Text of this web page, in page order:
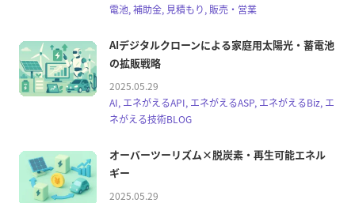
電池, 補助金, 見積もり, 販売・営業
AIデジタルクローンによる家庭用太陽光・蓄電池
の拡販戦略
2025.05.29
AI, エネがえるAPI, エネがえるASP, エネがえるBiz, エ
ネがえる技術BLOG
オーバーツーリズム×脱炭素・再生可能エネル
ギー
2025.05.29